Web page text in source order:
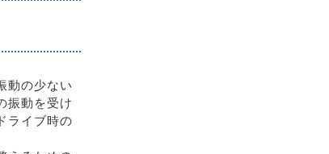
動の少ない
振動を受け
ライブ時の